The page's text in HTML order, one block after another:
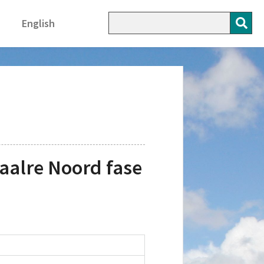
English
Noord fase